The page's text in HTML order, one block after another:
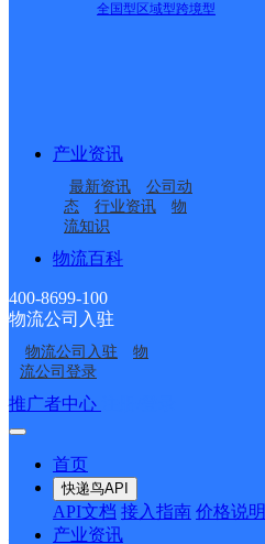
全国型 区域型跨境型
产业资讯
最新资讯
公司动
态
行业资讯
物
流知识
物流百科
400-8699-100
物流公司入驻
物流公司入驻
物
流公司登录
推广者中心
首页
快递鸟API
API文档 接入指南 价格说明
产业资讯
右旗分部
包头土默特右旗营业部
毛岱邮政所
二十四顷地邮政所
逗你开心便利店
包头土默特右旗萨拉齐
镇营业点
决方案
接口API
API接口文档
API接口 DEMO下载
关于我们